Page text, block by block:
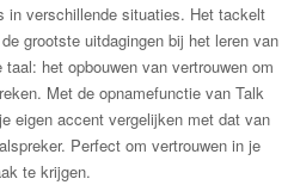
in verschillende situaties. Het tackelt
grootste uitdagingen bij het leren van
taal: het opbouwen van vertrouwen om
Met de opnamefunctie van Talk
eigen accent vergelijken met dat van
Perfect om vertrouwen in je
te krijgen.